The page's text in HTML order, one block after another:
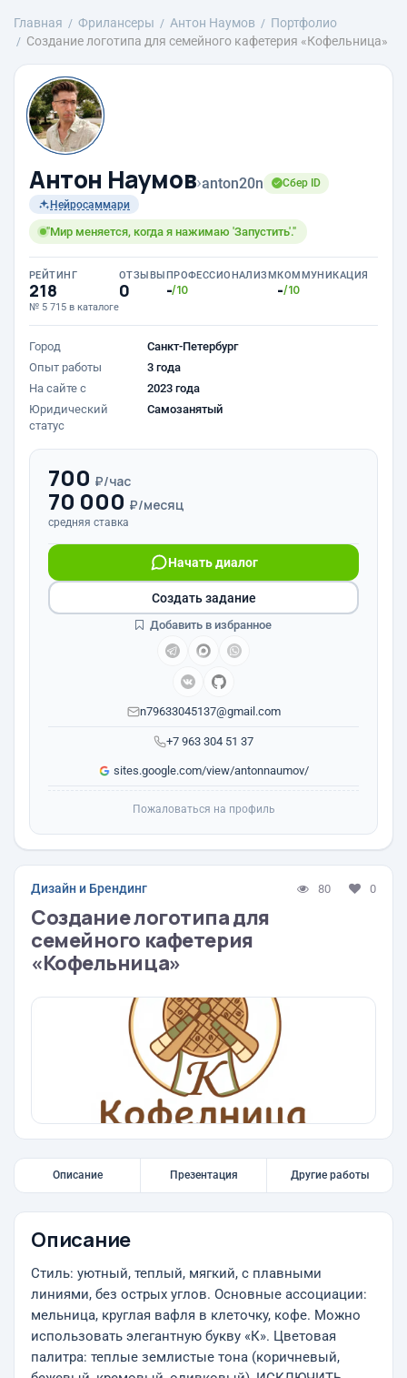
Главная Фрилансеры Антон Наумов
Портфолио
Создание логотипа для семейного кафетерия «Кофельница»
Антон Наумов›anton20n
Сбер ID
Нейросаммари
"Мир меняется, когда я нажимаю 'Запустить'."
РЕЙТИНГ
218
№ 5 715 в каталоге
ОТЗЫВЫ
0
ПРОФЕССИОНАЛИЗМ
-/10
КОММУНИКАЦИЯ
-/10
Город
Санкт-Петербург
Опыт работы
3 года
На сайте с
2023 года
Юридический
статус
Самозанятый
700 ₽/час
70 000 ₽/месяц
средняя ставка
+7 963 304 51 37
Начать диалог
n79633045137@gmail.com
sites.google.com/view/antonnaumov/
Создать задание
Добавить в избранное
Пожаловаться на профиль
Дизайн и Брендинг 80 0
Создание логотипа для
семейного кафетерия
«Кофельница»
Описание Презентация Другие работы
Описание
Стиль: уютный, теплый, мягкий, с плавными
линиями, без острых углов. Основные ассоциации:
мельница, круглая вафля в клеточку, кофе. Можно
использовать элегантную букву «К». Цветовая
палитра: теплые землистые тона (коричневый,